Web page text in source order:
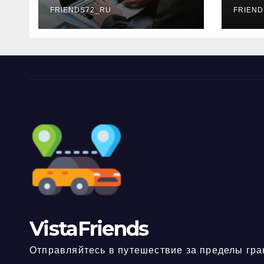
FRIENDS72_RU
VistaFriends
Отправляйтесь в путешествие за пределы